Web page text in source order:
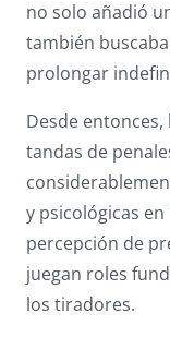
no solo añadió
también
prolongar
Desde
tandas de
y psicológicas
percepción de
juegan roles
los tiradores.